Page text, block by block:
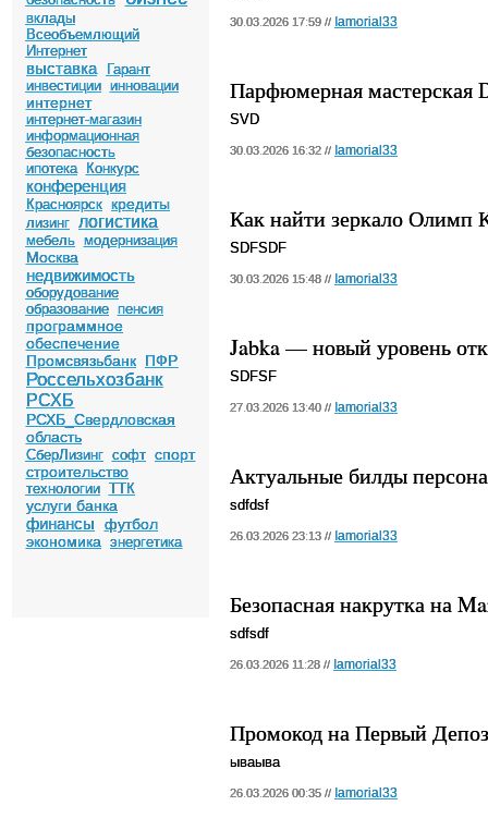
вклады
Всеобъемлющий
Интернет
выставка
Гарант
инвестиции инновации
интернет
интернет-магазин
информационная
безопасность
ипотека
Конкурс
конференция
Красноярск кредиты
лизинг логистика
мебель модернизация
Москва
недвижимость
оборудование
образование пенсия
программное
обеспечение
Промсвязьбанк ПФР
Россельхозбанк
РСХБ
РСХБ_Свердловская
область
СберЛизинг софт спорт
строительство
технологии ТТК
услуги банка
финансы
футбол
экономика
энергетика
30.03.2026 17:59 // Iamorial33
Парфюмерная мастерская
SVD
30.03.2026 16:32 // Iamorial33
Как найти зеркало Олимп
SDFSDF
30.03.2026 15:48 // Iamorial33
Jabka — новый уровень
SDFSF
27.03.2026 13:40 // Iamorial33
Актуальные билды
sdfdsf
26.03.2026 23:13 // Iamorial33
Безопасная накрутка на
sdfsdf
26.03.2026 11:28 // Iamorial33
Промокод на Первый
ываыва
26.03.2026 00:35 // Iamorial33